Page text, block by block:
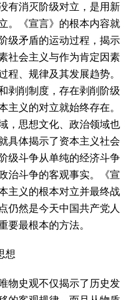
有消灭阶级对立，是用新
。《宣言》的根本内容就
级矛盾的运动过程，揭示
社会主义与作为肯定因素
程、规律及其发展趋势。
剥削制度，存在剥削阶级
主义的对立就始终存在。
，思想文化、政治领域也
具体揭示了资本主义社会
级斗争从单纯的经济斗争
治斗争的客观事实。《宣
主义的根本对立并最终战
仍然是今天中国共产党人
要最根本的方法。
想
物史观不仅揭示了历史发